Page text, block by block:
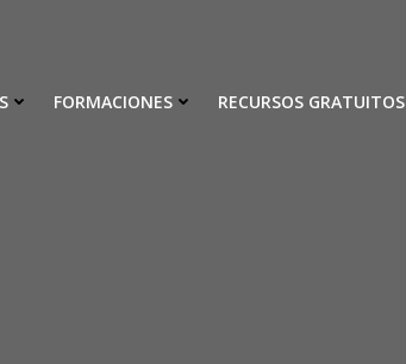
FORMACIONES RECURSOS GRATUITOS